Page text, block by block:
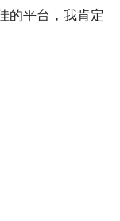
的平台，我肯定